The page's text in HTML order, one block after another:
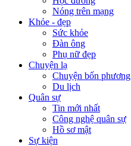
Nóng trên mạng
Khỏe - đẹp
Sức khỏe
Đàn ông
Phụ nữ đẹp
Chuyện lạ
Chuyện bốn phương
Du lịch
Quân sự
Tin mới nhất
Công nghệ quân sự
Hồ sơ mật
Sự kiện